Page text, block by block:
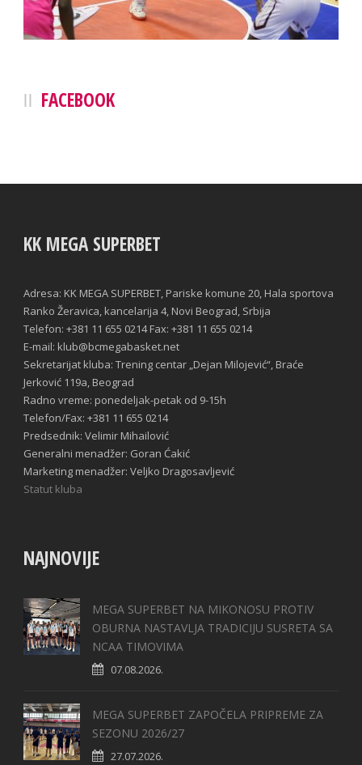
FACEBOOK
KK MEGA SUPERBET
Adresa: KK MEGA SUPERBET, Pariske komune 20, Hala sportova
Ranko Žeravica, kancelarija 4, Novi Beograd, Srbija
Telefon: +381 11 655 0214 Fax: +381 11 655 0214
E-mail: klub@bcmegabasket.net
Sekretarijat kluba: Trening centar „Dejan Milojević“, Braće
Jerković 119a, Beograd
Radno vreme: ponedeljak-petak od 9-15h
Telefon/Fax: +381 11 655 0214
Predsednik: Velimir Mihailović
Generalni menadžer: Goran Ćakić
Marketing menadžer: Veljko Dragosavljević
Statut kluba
NAJNOVIJE
MEGA SUPERBET NA MIKONOSU PROTIV
OBURNA NASTAVLJA TRADICIJU SUSRETA SA
NCAA TIMOVIMA
07.08.2026.
MEGA SUPERBET ZAPOČELA PRIPREME ZA
SEZONU 2026/27
27.07.2026.